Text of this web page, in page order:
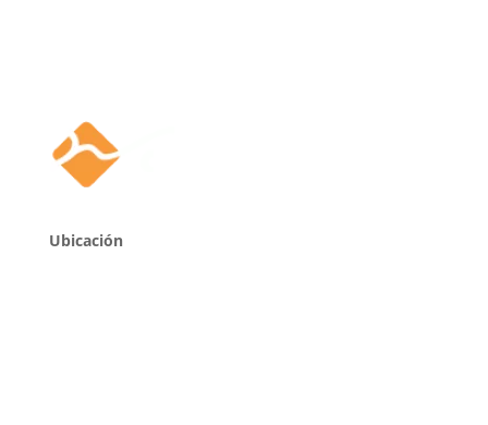
Ubicación